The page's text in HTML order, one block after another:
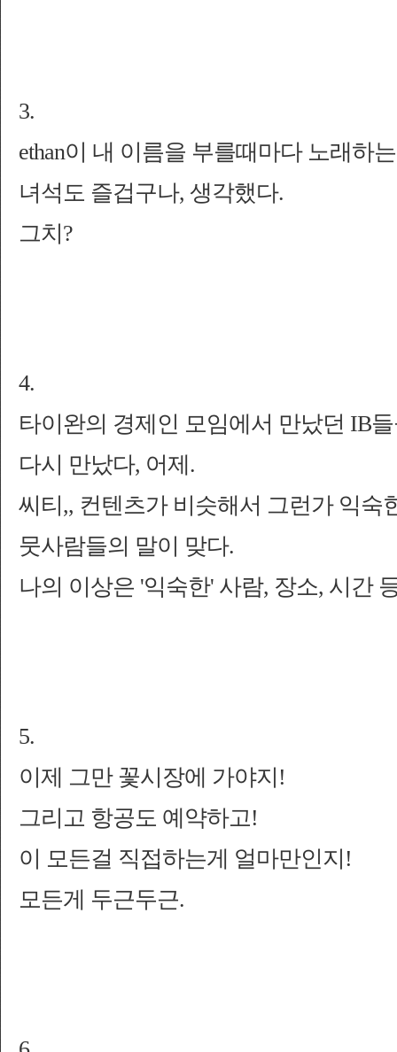
3.
ethan이 내 이름을 부를때마다 노래하
녀석도 즐겁구나, 생각했다.
그치?
4.
타이완의 경제인 모임에서 만났던 IB
다시 만났다, 어제.
씨티,, 컨텐츠가 비슷해서 그런가 익숙
뭇사람들의 말이 맞다.
나의 이상은 '익숙한' 사람, 장소, 시간
5.
이제 그만 꽃시장에 가야지!
그리고 항공도 예약하고!
이 모든걸 직접하는게 얼마만인지!
모든게 두근두근.